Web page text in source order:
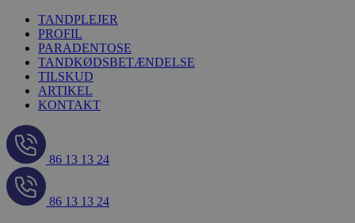
TANDPLEJER
PROFIL
PARADENTOSE
TANDKØDSBETÆNDELSE
TILSKUD
ARTIKEL
KONTAKT
86 13 13 24
86 13 13 24